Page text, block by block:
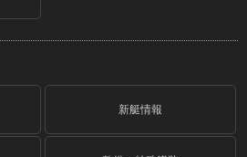
新艇情報